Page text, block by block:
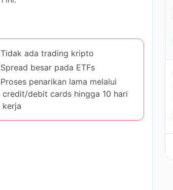
ada trading kripto
Spread besar pada ETFs
Proses penarikan lama melalui
credit/debit cards hingga 10 hari
kerja